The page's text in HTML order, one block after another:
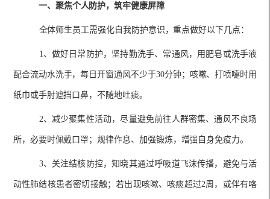
一、聚焦个人防护，筑牢健康屏障
全体师生员工需强化自我防护意识，重点做好以下几点：
1、做好日常防护，坚持勤洗手、常通风，用肥皂或洗手液
配合流动水洗手，每日开窗通风不少于30分钟；咳嗽、打喷嚏时用
纸巾或手肘遮挡口鼻，不随地吐痰。
2、减少聚集性活动，尽量避免前往人群密集、通风不良场
所，必要时佩戴口罩；规律作息、加强锻炼，增强自身免疫力。
3、关注结核防控，知晓其通过呼吸道飞沫传播，避免与活
动性肺结核患者密切接触；若出现咳嗽、咳痰超过2周，或伴有咯